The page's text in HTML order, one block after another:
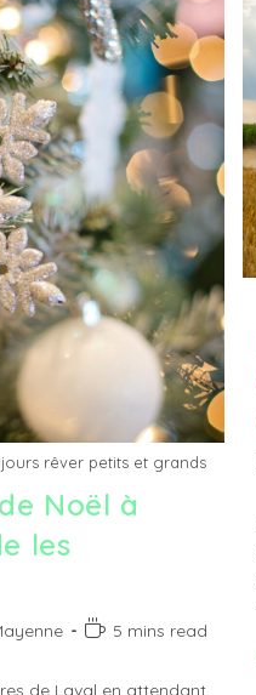
rêver petits et grands
Noël à
les
Temps
lecture :
5 mins read
de Laval en attendant